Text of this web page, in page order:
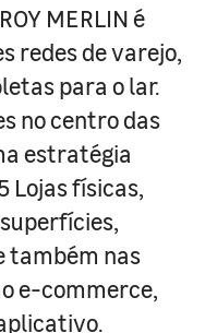
MERLIN é
redes de varejo,
para o lar.
no centro das
estratégia
Lojas físicas,
também nas
e-commerce,